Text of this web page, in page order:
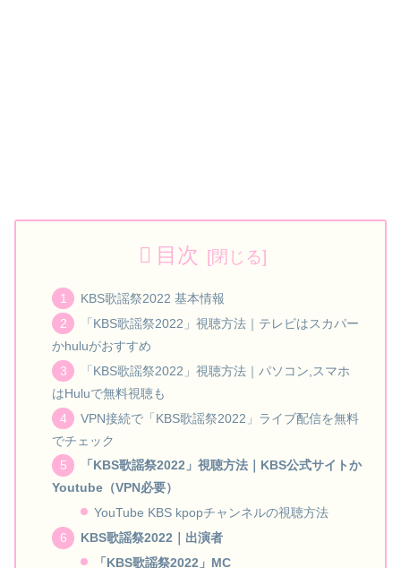
目次
KBS歌謡祭2022 基本情報
「KBS歌謡祭2022」視聴方法｜テレビはスカパー
かhuluがおすすめ
「KBS歌謡祭2022」視聴方法｜パソコン,スマホ
はHuluで無料視聴も
VPN接続で「KBS歌謡祭2022」ライブ配信を無料
でチェック
「KBS歌謡祭2022」視聴方法｜KBS公式サイトか
Youtube（VPN必要）
YouTube KBS kpopチャンネルの視聴方法
KBS歌謡祭2022｜出演者
「KBS歌謡祭2022」MC